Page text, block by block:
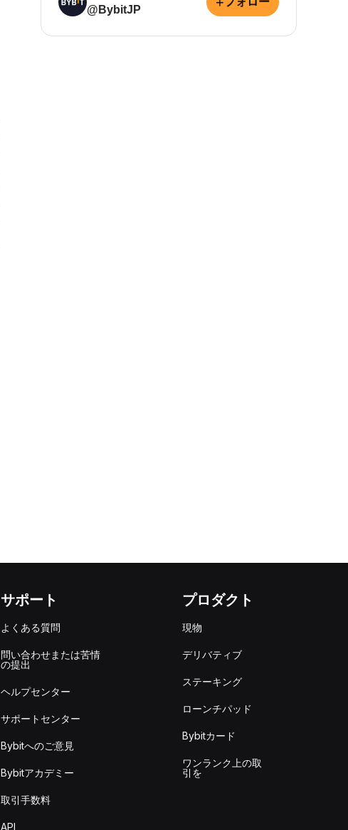
@BybitJP
サポート
よくある質問
問い合わせまたは苦情
の提出
ヘルプセンター
サポートセンター
Bybitへのご意見
Bybitアカデミー
取引手数料
API
プロダクト
現物
デリバティブ
ステーキング
ローンチパッド
Bybitカード
ワンランク上の取
引を